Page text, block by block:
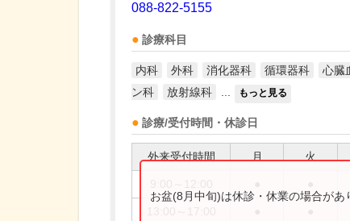
088-822-5155
診療科目
内科 外科 消化器科 循環器科 心臓
ン科
放射線科 もっと見る
診療/受付時間・休診日
外来受付時間 月 火
お盆(8月中旬)は休診・休業の場合があ